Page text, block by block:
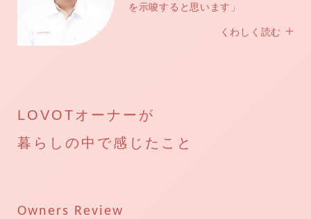
を示唆すると思います」
くわしく読む
LOVOTオーナーが
暮らしの中で感じたこと
Owners Review